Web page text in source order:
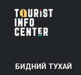
БИДНИЙ ТУХАЙ